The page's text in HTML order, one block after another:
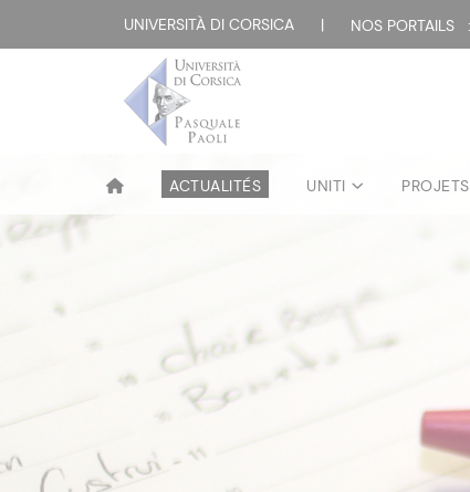
UNIVERSITÀ DI CORSICA | NOS PORTAILS :
ACTUALITÉS UNITI